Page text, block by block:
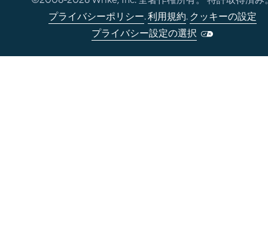
プライバシーポリシー.利用規約. クッキーの設定
プライバシー設定の選択